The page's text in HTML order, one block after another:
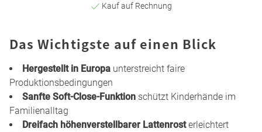
Kauf auf Rechnung
Das Wichtigste auf einen Blick
Hergestellt in Europa unterstreicht faire
Produktionsbedingungen
Sanfte Soft-Close-Funktion schützt Kinderhände im
Familienalltag
Dreifach höhenverstellbarer Lattenrosterleichtert